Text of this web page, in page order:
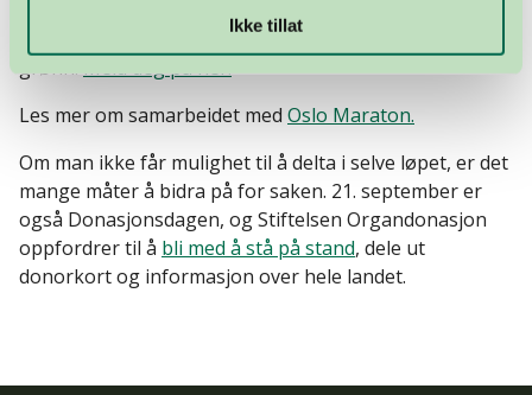
Ikke tillat
Gjør som Benedicte – bli med å farge Oslo Maraton
grønn! Meld deg på her!
Les mer om samarbeidet med Oslo Maraton.
Om man ikke får mulighet til å delta i selve løpet, er det
mange måter å bidra på for saken. 21. september er
også Donasjonsdagen, og Stiftelsen Organdonasjon
oppfordrer til å bli med å stå på stand, dele ut
donorkort og informasjon over hele landet.